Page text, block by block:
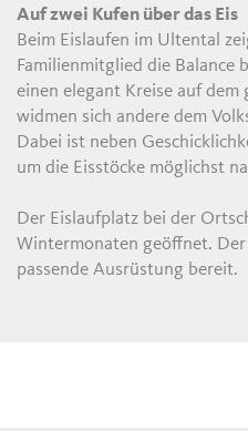
Auf zwei Kufen über das Eis
Beim Eislaufen im Ultental
Familienmitglied die Balance
einen elegant Kreise auf dem
widmen sich andere dem
Dabei ist neben
um die Eisstöcke möglichst
Der Eislaufplatz bei der
Wintermonaten geöffnet.
passende Ausrüstung bereit.